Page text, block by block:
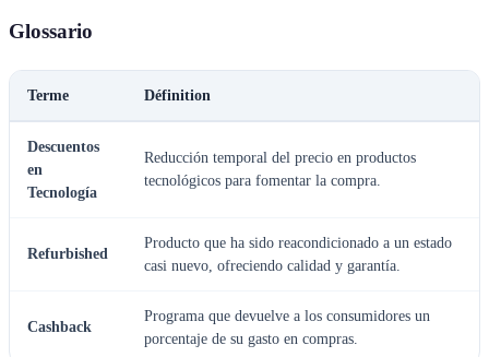
Glossario
Terme Définition
Descuentos
en
Tecnología
Reducción temporal del precio en productos
tecnológicos para fomentar la compra.
Refurbished
Producto que ha sido reacondicionado a un estado
casi nuevo, ofreciendo calidad y garantía.
Cashback
Programa que devuelve a los consumidores un
porcentaje de su gasto en compras.